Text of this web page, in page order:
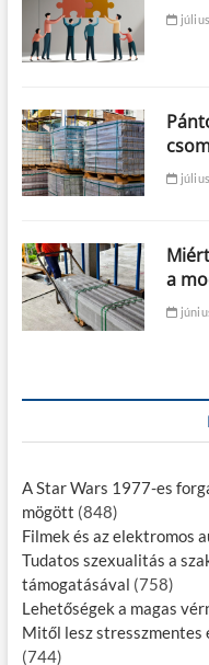
a
A Star Wars 1977-es
mögött (848)
Filmek és az elektromos
Tudatos szexualitás a
támogatásával (758)
Lehetőségek a magas
Mitől lesz stresszmentes
(744)